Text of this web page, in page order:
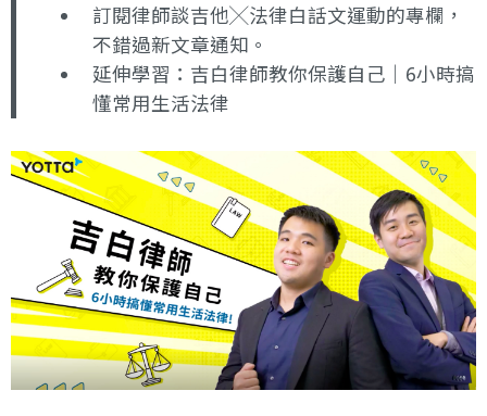
訂閱律師談吉他╳法律白話文運動的專欄 ，
不錯過新文章通知。
延伸學習： 吉白律師教你保護自己｜6小時搞
懂常用生活法律